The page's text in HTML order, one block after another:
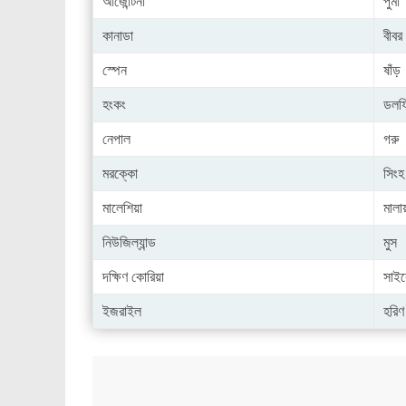
কানাডা
বীবর
স্পেন
ষাঁড়
হংকং
নেপাল
গরু
মরক্কো
সিংহ
মালেশিয়া
নিউজিল্যান্ড
মুস
দক্ষিণ কোরিয়া
ইজরাইল
হরিণ